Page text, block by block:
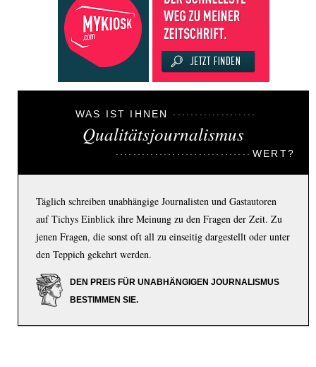
WAS IST IHNEN
Qualitätsjournalismus
WERT?
Täglich schreiben unabhängige Journalisten und Gastautoren
auf Tichys Einblick ihre Meinung zu den Fragen der Zeit. Zu
jenen Fragen, die sonst oft all zu einseitig dargestellt oder unter
den Teppich gekehrt werden.
DEN PREIS FÜR UNABHÄNGIGEN JOURNALISMUS
BESTIMMEN SIE.